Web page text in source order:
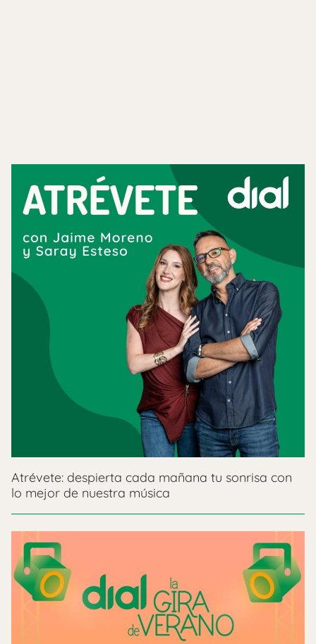
Atrévete: despierta cada mañana tu sonrisa con
lo mejor de nuestra música